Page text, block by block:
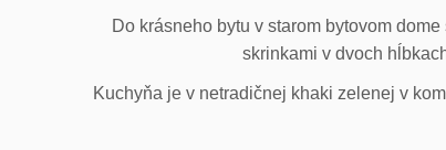
Do krásneho bytu v starom bytovom
skrinkami v dvoch
Kuchyňa je v netradičnej khaki zelenej v